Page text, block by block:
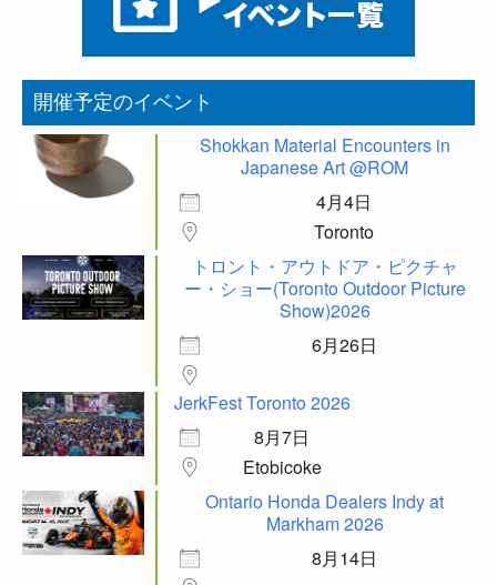
開催予定のイベント
Shokkan Material Encounters in
Japanese Art @ROM
4月4日
Toronto
トロント・アウトドア・ピクチャ
ー・ショー(Toronto Outdoor Picture
Show)2026
6月26日
JerkFest Toronto 2026
8月7日
Etobicoke
Ontario Honda Dealers Indy at
Markham 2026
8月14日